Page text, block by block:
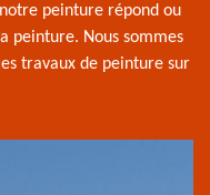
peinture répond ou
peinture. Nous sommes
travaux de peinture sur